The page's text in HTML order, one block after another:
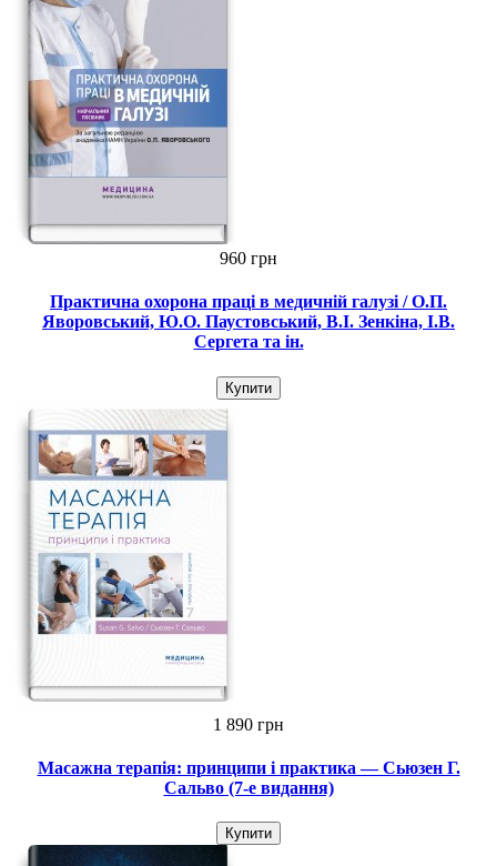
960 грн
Практична охорона праці в медичній галузі / О.П.
Яворовський, Ю.О. Паустовський, В.I. Зенкіна, I.В.
Сергета та ін.
Купити
1 890 грн
Масажна терапія: принципи і практика — Сьюзен Г.
Сальво (7-е видання)
Купити